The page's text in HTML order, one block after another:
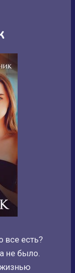
все есть?
не было.